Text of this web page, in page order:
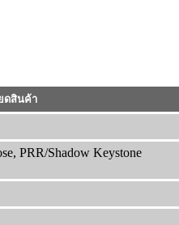
ดสินค้า
PRR/Shadow Keystone